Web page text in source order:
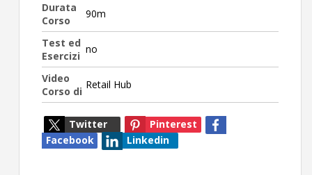
Durata
Corso
90m
Test ed
Esercizi
no
Video
Corso di
Retail Hub
Twitter
Pinterest
Facebook
Linkedin